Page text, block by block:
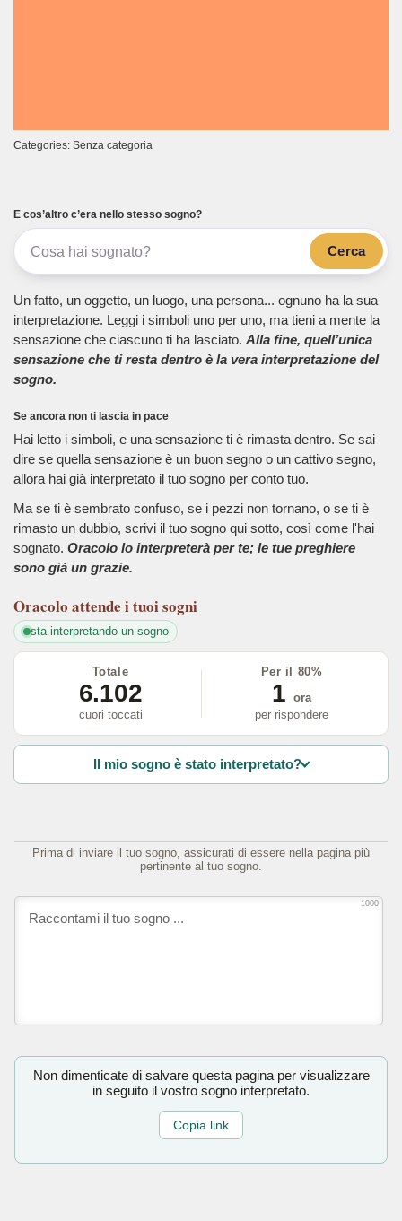
Categories: Senza categoria
E cos’altro c’era nello stesso sogno?
Cerca
Un fatto, un oggetto, un luogo, una persona... ognuno ha la sua
interpretazione. Leggi i simboli uno per uno, ma tieni a mente la
sensazione che ciascuno ti ha lasciato. Alla fine, quell’unica
sensazione che ti resta dentro è la vera interpretazione del
sogno.
Se ancora non ti lascia in pace
Hai letto i simboli, e una sensazione ti è rimasta dentro. Se sai
dire se quella sensazione è un buon segno o un cattivo segno,
allora hai già interpretato il tuo sogno per conto tuo.
Ma se ti è sembrato confuso, se i pezzi non tornano, o se ti è
rimasto un dubbio, scrivi il tuo sogno qui sotto, così come l'hai
sognato. Oracolo lo interpreterà per te; le tue preghiere
sono già un grazie.
Oracolo attende i tuoi sogni
sta interpretando un sogno
Totale
6.102
cuori toccati
Per il 80%
1 ora
per rispondere
Il mio sogno è stato interpretato?
Prima di inviare il tuo sogno, assicurati di essere nella pagina più
pertinente al tuo sogno.
1000
Non dimenticate di salvare questa pagina per visualizzare
in seguito il vostro sogno interpretato.
Copia link